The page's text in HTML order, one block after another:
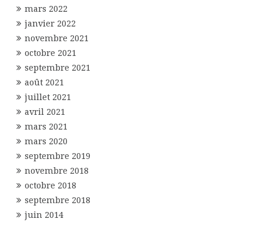
mars 2022
janvier 2022
novembre 2021
octobre 2021
septembre 2021
août 2021
juillet 2021
avril 2021
mars 2021
mars 2020
septembre 2019
novembre 2018
octobre 2018
septembre 2018
juin 2014